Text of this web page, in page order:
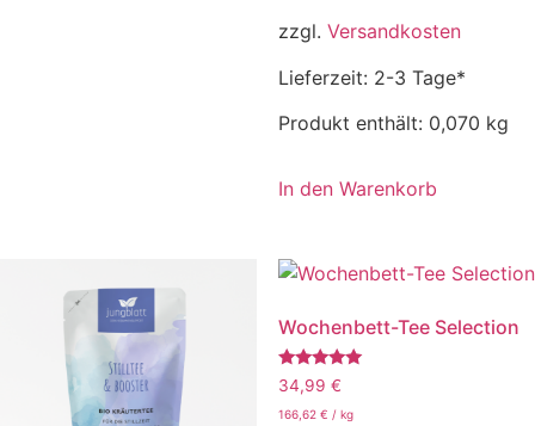
zzgl. Versandkosten
Lieferzeit: 2-3 Tage*
Produkt enthält: 0,070 kg
In den Warenkorb
Wochenbett-Tee Selection
Bewertet
mit
5.00
34,99 €
166,62 € / kg